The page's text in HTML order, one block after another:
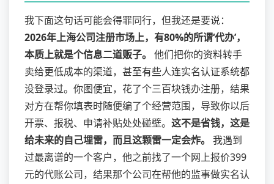
我下面这句话可能会得罪同行，但我还是要说：
2026年上海公司注册市场上，有80%的所谓‘代办’，
本质上就是个信息二道贩子。 他们把你的资料转手
卖给更低成本的渠道，甚至有些人连实名认证系统都
没登录过。你图便宜，花了个三百块钱办注册，结果
对方在帮你填表时随便编了个经营范围，导致你以后
开票、报税、申请补贴处处碰壁。 这不是省钱，这是
给未来的自己埋雷，而且这颗雷一定会炸。 我遇到
过最离谱的一个客户，他之前找了一个网上报价399
元的代账公司，结果那个公司在帮他的监事做实名认